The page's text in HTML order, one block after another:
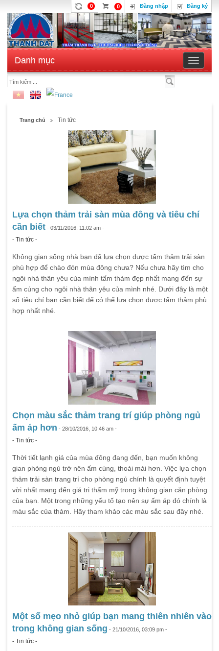
0 0 Đăng nhập Đăng ký
Toggle
Danh mục
Trang chủ Tin tức
Lựa chọn thảm trải sàn mùa đông và tiêu chí
cần biết - 03/11/2016, 11:02 am -
- Tin tức -
Không gian sống nhà bạn đã lựa chọn được tấm thảm trải sàn
phù hợp để chào đón mùa đông chưa? Nếu chưa hãy tìm cho
ngôi nhà thân yêu của mình tấm thảm đẹp nhất mang đến sự
ấm cúng cho ngôi nhà thân yêu của mình nhé. Dưới đây là một
số tiêu chí bạn cần biết để có thể lựa chọn được tấm thảm phù
hợp nhất nhé.
Chọn màu sắc thảm trang trí giúp phòng ngủ
ấm áp hơn - 28/10/2016, 10:46 am -
- Tin tức -
Thời tiết lạnh giá của mùa đông đang đến, bạn muốn không
gian phòng ngủ trở nên ấm cúng, thoải mái hơn. Việc lựa chọn
thảm trải sàn trang trí cho phòng ngủ chính là quyết định tuyệt
vời nhất mang đến giá trị thẩm mỹ trong không gian căn phòng
của bạn. Một trong những yếu tố tạo nên sự ấm áp đó chính là
màu sắc của thảm. Hãy tham khảo các màu sắc sau đây nhé.
Một số mẹo nhỏ giúp bạn mang thiên nhiên vào
trong không gian sống - 21/10/2016, 03:09 pm -
- Tin tức -